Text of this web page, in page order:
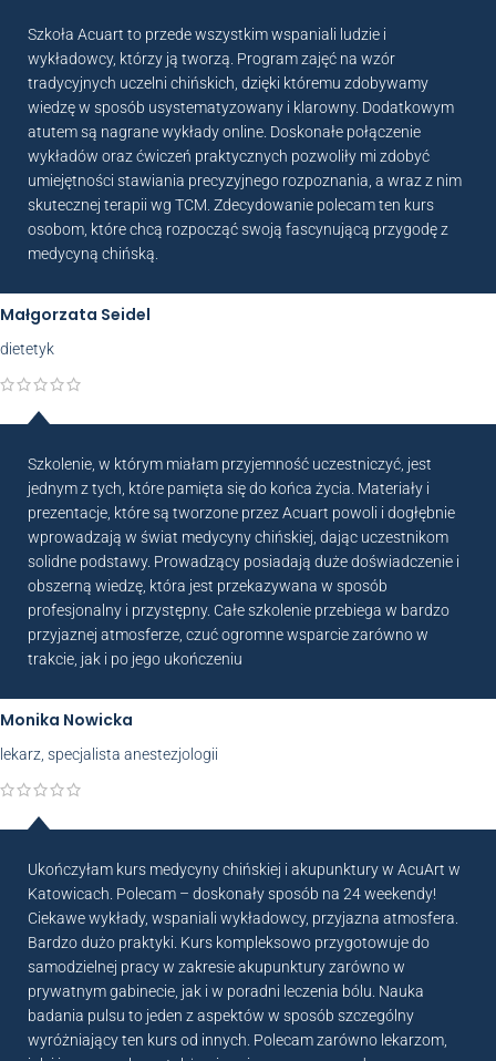
Szkoła Acuart to przede wszystkim wspaniali ludzie i
wykładowcy, którzy ją tworzą. Program zajęć na wzór
tradycyjnych uczelni chińskich, dzięki któremu zdobywamy
wiedzę w sposób usystematyzowany i klarowny. Dodatkowym
atutem są nagrane wykłady online. Doskonałe połączenie
wykładów oraz ćwiczeń praktycznych pozwoliły mi zdobyć
umiejętności stawiania precyzyjnego rozpoznania, a wraz z nim
skutecznej terapii wg TCM. Zdecydowanie polecam ten kurs
osobom, które chcą rozpocząć swoją fascynującą przygodę z
medycyną chińską.
Małgorzata Seidel
dietetyk
Szkolenie, w którym miałam przyjemność uczestniczyć, jest
jednym z tych, które pamięta się do końca życia. Materiały i
prezentacje, które są tworzone przez Acuart powoli i dogłębnie
wprowadzają w świat medycyny chińskiej, dając uczestnikom
solidne podstawy. Prowadzący posiadają duże doświadczenie i
obszerną wiedzę, która jest przekazywana w sposób
profesjonalny i przystępny. Całe szkolenie przebiega w bardzo
przyjaznej atmosferze, czuć ogromne wsparcie zarówno w
trakcie, jak i po jego ukończeniu
Monika Nowicka
lekarz, specjalista anestezjologii
Ukończyłam kurs medycyny chińskiej i akupunktury w AcuArt w
Katowicach. Polecam – doskonały sposób na 24 weekendy!
Ciekawe wykłady, wspaniali wykładowcy, przyjazna atmosfera.
Bardzo dużo praktyki. Kurs kompleksowo przygotowuje do
samodzielnej pracy w zakresie akupunktury zarówno w
prywatnym gabinecie, jak i w poradni leczenia bólu. Nauka
badania pulsu to jeden z aspektów w sposób szczególny
wyróżniający ten kurs od innych. Polecam zarówno lekarzom,